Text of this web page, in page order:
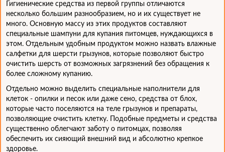
Гигиенические средства из первой группы отличаются
несколько большим разнообразием, но и их существует не
много. Основную массу из этих продуктов составляют
специальные шампуни для купания питомцев, нуждающихся в
этом. Отдельным удобным продуктом можно назвать влажные
салфетки для шерсти грызунов, которые позволяют быстро
очистить шерсть от возможных загрязнений без обращения к
более сложному купанию.
Отдельно можно выделить специальные наполнители для
клеток - опилки и песок или даже сено, средства от блох,
которые часто поселяются на теле грызунов и препараты,
позволяющие очистить клетку. Подобные предметы и средства
существенно облегчают заботу о питомцах, позволяя
обеспечить их сияющий внешний вид и абсолютно крепкое
здоровье.